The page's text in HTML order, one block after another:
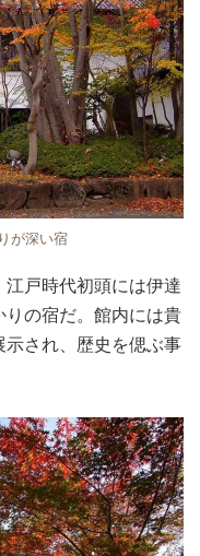
が深い宿
江戸時代初頭には伊達
の宿だ。館内には貴
され、歴史を偲ぶ事